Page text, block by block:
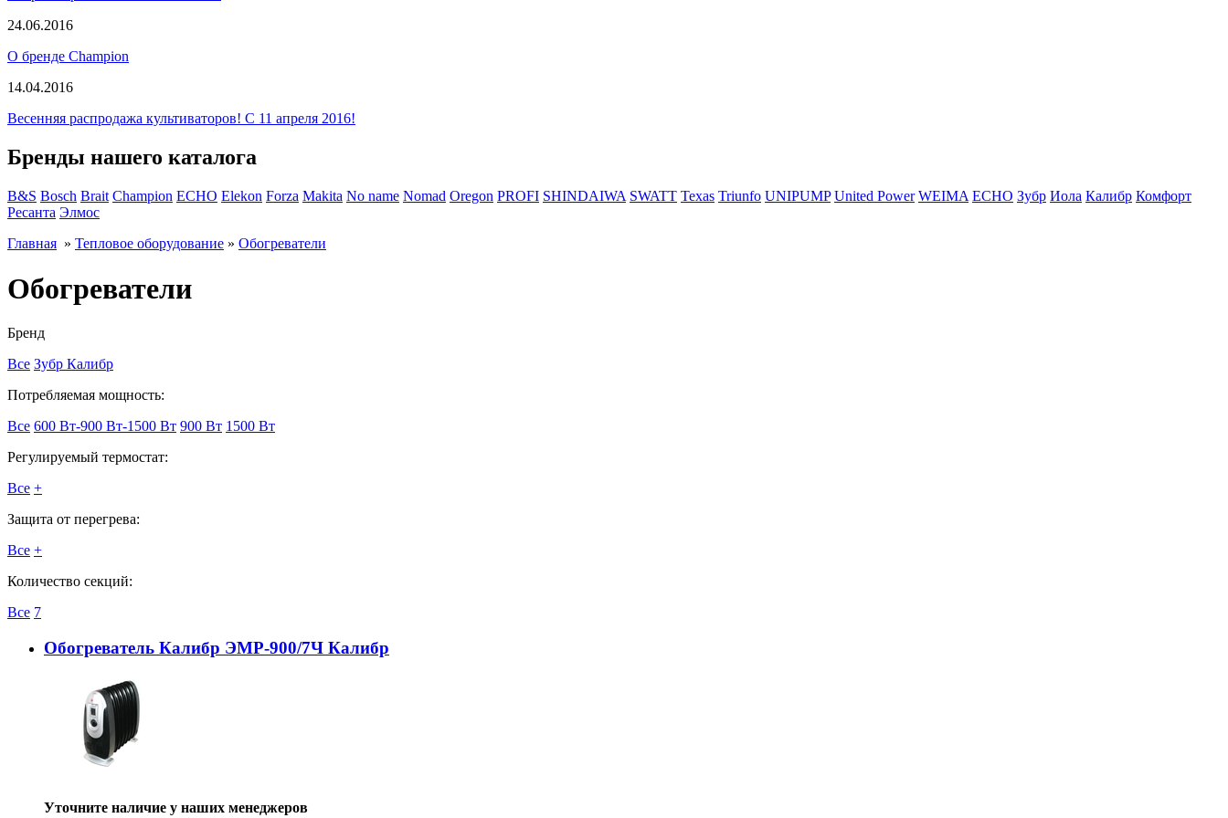
24.06.2016
О бренде Champion
14.04.2016
Весенняя распродажа культиваторов! С 11 апреля 2016!
Бренды нашего каталога
B&S Bosch Brait Champion ECHO Elekon Forza Makita No name Nomad Oregon PROFI SHINDAIWA SWATT Texas Triunfo UNIPUMP United Power WEIMA ЕСНО Зубр Иола Калибр Комфорт
Ресанта Элмос
Главная » Тепловое оборудование » Обогреватели
Обогреватели
Бренд
Все Зубр Калибр
Потребляемая мощность:
Все 600 Вт-900 Вт-1500 Вт 900 Вт 1500 Вт
Регулируемый термостат:
Все +
Защита от перегрева:
Все +
Количество секций:
Все 7
Обогреватель Калибр ЭМР-900/7Ч Калибр
Уточните наличие у наших менеджеров